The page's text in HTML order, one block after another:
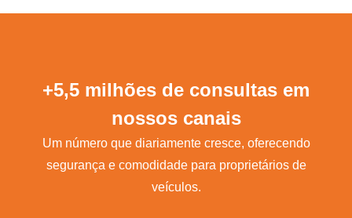
+5,5 milhões de consultas em
nossos canais
Um número que diariamente cresce, oferecendo
segurança e comodidade para proprietários de
veículos.